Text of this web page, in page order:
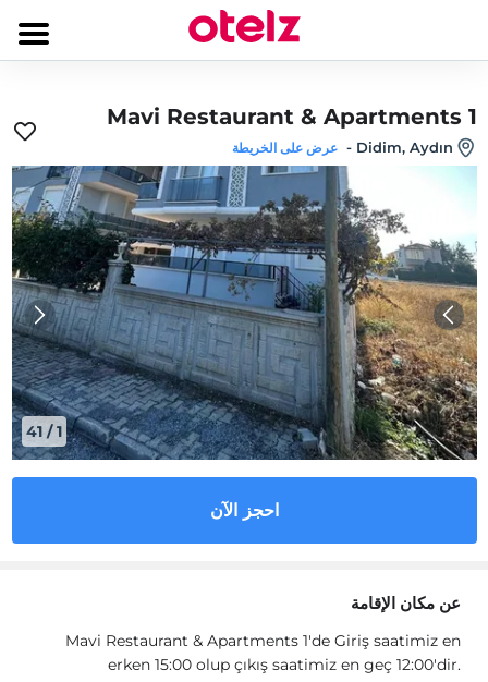
Mavi Restaurant & Apartments 1
Didim, Aydın
- عرض على الخريطة
1
/
41
احجز الآن
عن مكان الإقامة
Mavi Restaurant & Apartments 1'de Giriş saatimiz en
erken 15:00 olup çıkış saatimiz en geç 12:00'dir.